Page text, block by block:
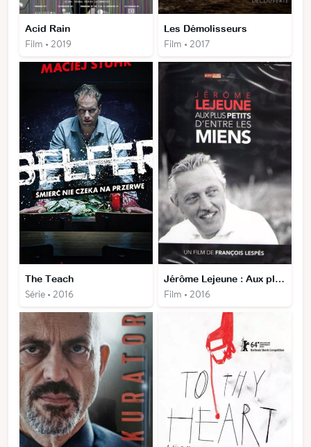
Acid Rain
Film • 2019
Les Démolisseurs
Film • 2017
The Teach
Série • 2016
Jérôme Lejeune : Aux plus petits d'entre les miens
Film • 2016